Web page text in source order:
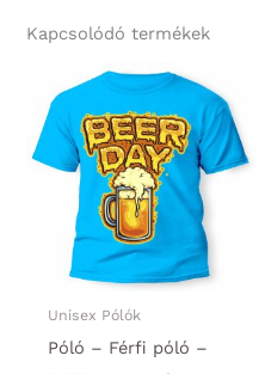
Kapcsolódó termékek
Unisex Pólók
Póló – Férfi póló –